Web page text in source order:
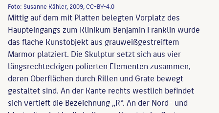
Foto: Susanne Kähler, 2009, CC-BY-4.0
Mittig auf dem mit Platten belegten Vorplatz des
Haupteingangs zum Klinikum Benjamin Franklin wurde
das flache Kunstobjekt aus grauweißgestreiftem
Marmor platziert. Die Skulptur setzt sich aus vier
längsrechteckigen polierten Elementen zusammen,
deren Oberflächen durch Rillen und Grate bewegt
gestaltet sind. An der Kante rechts westlich befindet
sich vertieft die Bezeichnung „R“. An der Nord- und